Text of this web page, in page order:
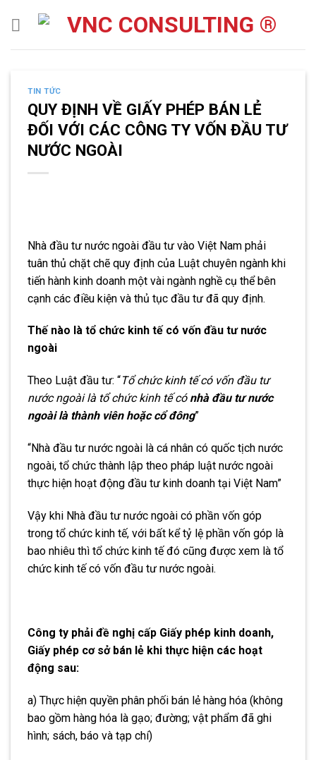
TIN TỨC
QUY ĐỊNH VỀ GIẤY PHÉP BÁN LẺ
ĐỐI VỚI CÁC CÔNG TY VỐN ĐẦU TƯ
NƯỚC NGOÀI
Nhà đầu tư nước ngoài đầu tư vào Việt Nam phải
tuân thủ chặt chẽ quy định của Luật chuyên ngành khi
tiến hành kinh doanh một vài ngành nghề cụ thể bên
cạnh các điều kiện và thủ tục đầu tư đã quy định.
Thế nào là tổ chức kinh tế có vốn đầu tư nước
ngoài
Theo Luật đầu tư: “Tổ chức kinh tế có vốn đầu tư
nước ngoài là tổ chức kinh tế có nhà đầu tư nước
ngoài là thành viên hoặc cổ đông”
“Nhà đầu tư nước ngoài là cá nhân có quốc tịch nước
ngoài, tổ chức thành lập theo pháp luật nước ngoài
thực hiện hoạt động đầu tư kinh doanh tại Việt Nam”
Vậy khi Nhà đầu tư nước ngoài có phần vốn góp
trong tổ chức kinh tế, với bất kể tỷ lệ phần vốn góp là
bao nhiêu thì tổ chức kinh tế đó cũng được xem là tổ
chức kinh tế có vốn đầu tư nước ngoài.
Công ty phải đề nghị cấp Giấy phép kinh doanh,
Giấy phép cơ sở bán lẻ khi thực hiện các hoạt
động sau:
a) Thực hiện quyền phân phối bán lẻ hàng hóa (không
bao gồm hàng hóa là gạo; đường; vật phẩm đã ghi
hình; sách, báo và tạp chí)